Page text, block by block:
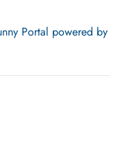
Portal powered by